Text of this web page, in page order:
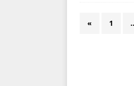
« 1